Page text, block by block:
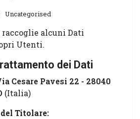
Uncategorised
raccoglie alcuni Dati
Utenti.
dei Dati
Cesare Pavesi 22 - 28040
(Italia)
Titolare: